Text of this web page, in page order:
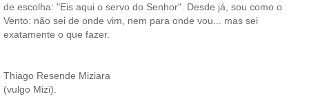
de escolha: "Eis aqui o servo do Senhor". Desde já, sou como o
Vento: não sei de onde vim, nem para onde vou... mas sei
exatamente o que fazer.
Thiago Resende Miziara
(vulgo Mizi).